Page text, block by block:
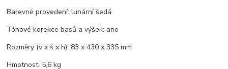
Barevné provedení: lunární šedá
Tónové korekce basů a výšek: ano
Rozměry (v x š x h): 83 x 430 x 335 mm
Hmotnost: 5,6 kg